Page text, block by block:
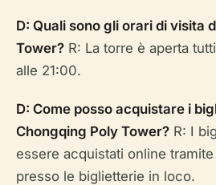
D: Quali sono gli orari di visita
Tower? R: La torre è aperta
alle 21:00.
D: Come posso acquistare i
Chongqing Poly Tower? R: I
essere acquistati online
presso le biglietterie in loco.